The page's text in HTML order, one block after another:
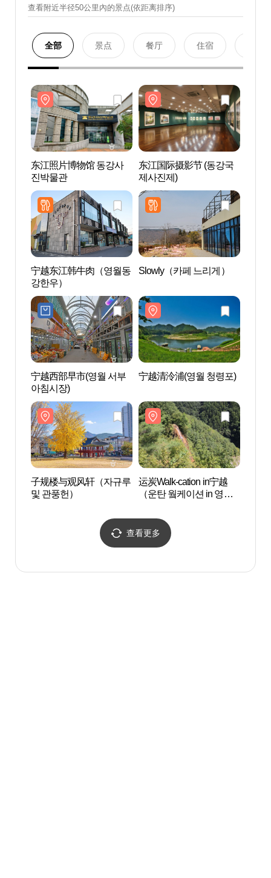
查看附近半径50公里內的景点(依距离排序)
全部 景点 餐厅 住宿
东江照片博物馆 동강사
진박물관
东江国际摄影节 (동강국
제사진제)
宁越东江韩牛肉（영월동
강한우）
Slowly（카페 느리게）
宁越西部早市(영월 서부
아침시장)
宁越清泠浦(영월 청령포)
子规楼与观风轩（자규루
및 관풍헌）
运炭Walk-cation in宁越
（운탄 웤케이션 in 영
查看更多